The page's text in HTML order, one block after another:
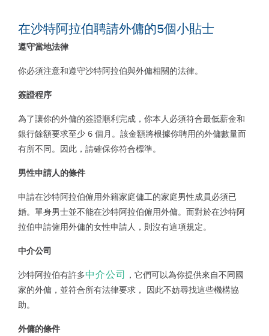
在沙特阿拉伯聘請外傭的5個小貼士
遵守當地法律
你必須注意和遵守沙特阿拉伯與外傭相關的法律。
簽證程序
為了讓你的外傭的簽證順利完成，你本人必須符合最低薪金和
銀行餘額要求至少 6 個月。該金額將根據你聘用的外傭數量而
有所不同。因此，請確保你符合標準。
男性申請人的條件
申請在沙特阿拉伯僱用外籍家庭傭工的家庭男性成員必須已
婚。單身男士並不能在沙特阿拉伯僱用外傭。而對於在沙特阿
拉伯申請僱用外傭的女性申請人，則沒有這項規定。
中介公司
沙特阿拉伯有許多中介公司
，它們可以為你提供來自不同國
家的外傭，並符合所有法律要求，
因此不妨尋找這些機構協
助。
外傭的條件